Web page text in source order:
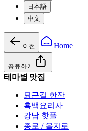
日本語
中文
이전 Home
공유하기
테마별 맛집
퇴근길 한잔
흑백요리사
강남 핫플
종로 / 을지로